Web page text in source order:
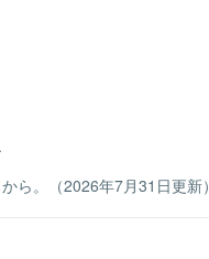
ら。（2026年7月31日更新）